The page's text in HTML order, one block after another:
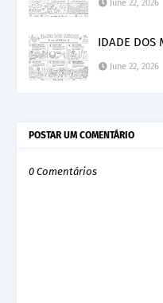
June 22, 2026
IDADE DOS
June 22, 2026
POSTAR UM COMENTÁRIO
0 Comentários